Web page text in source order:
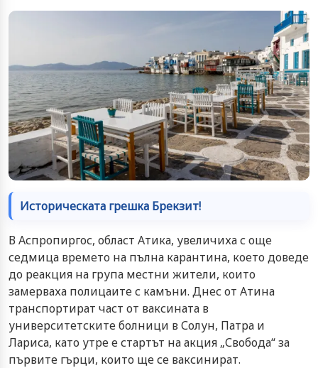
Историческата грешка Брекзит!
В Аспропиргос, област Атика, увеличиха с още
седмица времето на пълна карантина, което доведе
до реакция на група местни жители, които
замерваха полицаите с камъни. Днес от Атина
транспортират част от ваксината в
университетските болници в Солун, Патра и
Лариса, като утре е стартът на акция „Свобода“ за
първите гърци, които ще се ваксинират.